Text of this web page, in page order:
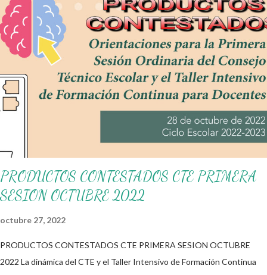
diariamente. No olvides compartir nuestra página y unirte a
nuestro grupo para más contenido educativo. 👉 Grupo de
Facebook Además, puedes unirte a Grupos de WhatsApp y
seguir a Salón didáctico donde se comparte gran variedad de
material didáctico. También te puede interesar: Ejercicios de
gramática Los valores Blog Mi salón de apoyo
PRODUCTOS CONTESTADOS CTE PRIMERA
SESION OCTUBRE 2022
octubre 27, 2022
PRODUCTOS CONTESTADOS CTE PRIMERA SESION OCTUBRE
2022 La dinámica del CTE y el Taller Intensivo de Formación Continua